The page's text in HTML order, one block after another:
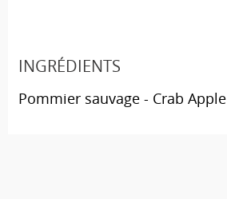
INGRÉDIENTS
Pommier sauvage - Crab Apple